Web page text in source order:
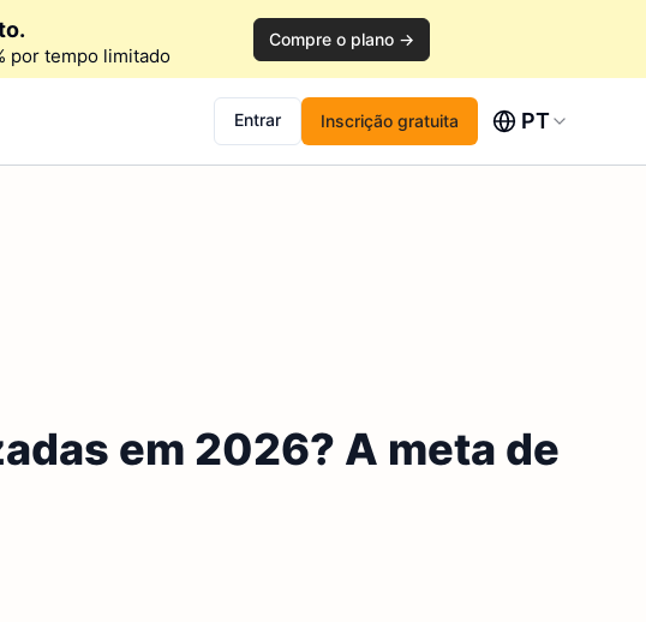
por tempo limitado
Compre o plano →
Entrar Inscrição gratuita PT
em 2026? A meta de